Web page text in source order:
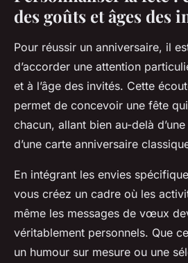
des goûts et âges des
Pour réussir un anniversaire, il
d’accorder une attention
et à l’âge des invités. Cette
permet de concevoir une fête
chacun, allant bien au-delà
d’une carte anniversaire
En intégrant les envies
vous créez un cadre où les
même les messages de vœux
véritablement personnels. Que
un humour sur mesure ou une